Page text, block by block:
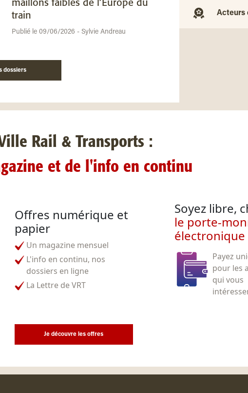
maillons faibles de l’Europe du
train
Publié le 09/06/2026 - Sylvie Andreau
nos dossiers
Acteurs
Rail & Transports :
et de l'info en continu
Offres numérique et
papier
Un magazine mensuel
L'info en continu, nos
dossiers en ligne
La Lettre de VRT
Soyez libre,
le porte-
électronique
Payez
pour les
qui vous
Je découvre les offres